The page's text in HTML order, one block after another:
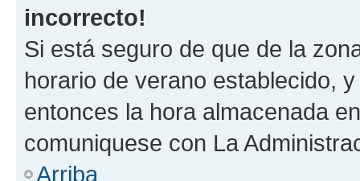
incorrecto!
Si está seguro de que de la
horario de verano establecido,
entonces la hora almacenada
comuniquese con La
Arriba